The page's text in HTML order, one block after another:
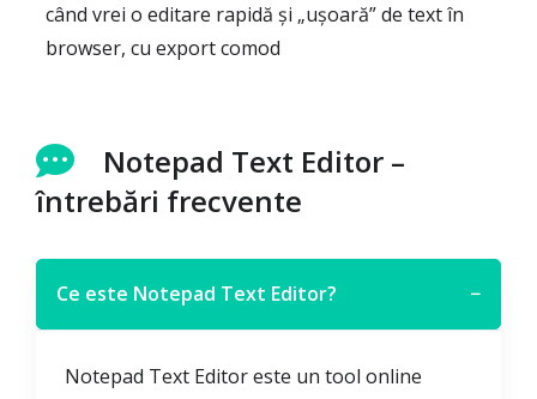
când vrei o editare rapidă și „ușoară” de text în
browser, cu export comod
Notepad Text Editor –
întrebări frecvente
Ce este Notepad Text Editor? −
Notepad Text Editor este un tool online